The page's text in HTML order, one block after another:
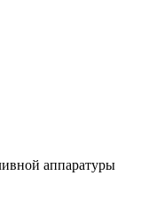
аппаратуры